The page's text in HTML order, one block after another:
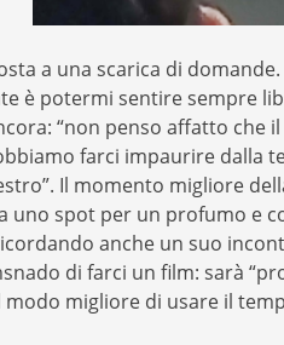
a una scarica di
è potermi sentire sempre
“non penso affatto
farci impaurire dalla
Il momento migliore
uno spot per un profumo e
anche un suo
di farci un film: sarà
modo migliore di usare il